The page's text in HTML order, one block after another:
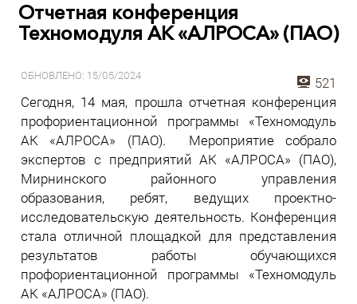
Отчетная конференция
Техномодуля АК «АЛРОСА» (ПАО)
ОБНОВЛЕНО: 15/05/2024
521
Сегодня, 14 мая, прошла отчетная конференция
профориентационной программы «Техномодуль
АК «АЛРОСА» (ПАО). Мероприятие собрало
экспертов с предприятий АК «АЛРОСА» (ПАО),
Мирнинского районного управления
образования, ребят, ведущих проектно-
исследовательскую деятельность. Конференция
стала отличной площадкой для представления
результатов работы обучающихся
профориентационной программы «Техномодуль
АК «АЛРОСА» (ПАО).